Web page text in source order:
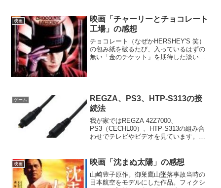
ンガー教授の『コロンビア白熱教室』が
NHK Eテ...
映画
映画「チャーリーとチョコレート
工場」の感想
チョコレート（なぜかHERSHEY'S 笑）
の包み紙を破るたび、入っているはずの
無い「金のチケット」を期待した淡い記
ゲーム
REGZA、PS3、HTP-S313の接
続法
我が家ではREGZA 42Z7000、
PS3（CECHL00）、HTP-S313の組み合
わせでテレビやビデオを見ています。
出力するようにしています。接続方法...
映画 映画「沈まぬ太陽」の感想
山崎豊子原作。御巣鷹山墜落事故当時の
日本航空をモデルにした作品。フィクシ